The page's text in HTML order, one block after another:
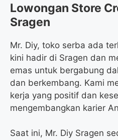
Lowongan Store
Sragen
Mr. Diy, toko serba ada
kini hadir di Sragen dan
emas untuk bergabung
dan berkembang. Kami
kerja yang positif dan
mengembangkan karier
Saat ini, Mr. Diy Sragen